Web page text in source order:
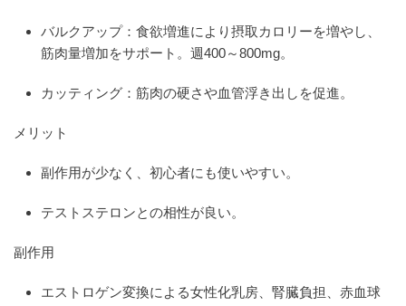
バルクアップ：食欲増進により摂取カロリーを増やし、
筋肉量増加をサポート。週400～800mg。
カッティング：筋肉の硬さや血管浮き出しを促進。
メリット
副作用が少なく、初心者にも使いやすい。
テストステロンとの相性が良い。
副作用
エストロゲン変換による女性化乳房、腎臓負担、赤血球